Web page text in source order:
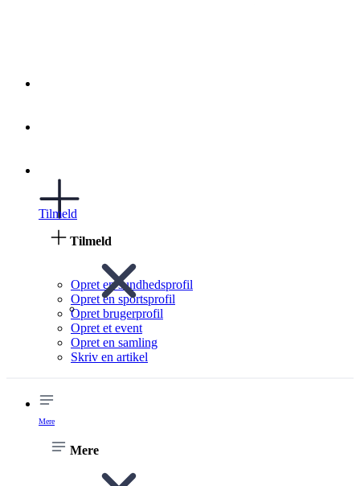
Tilmeld
Tilmeld
Opret en sundhedsprofil
Opret en sportsprofil
Opret brugerprofil
Opret et event
Opret en samling
Skriv en artikel
Mere
Mere